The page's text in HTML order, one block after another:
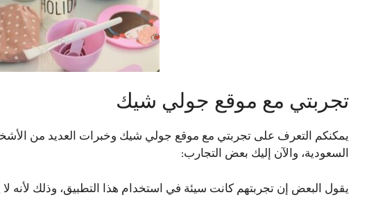
تجربتي مع موقع جولي شيك
يمكنكم التعرف على تجربتي مع موقع جولي شيك وخبرات العديد من
السعودية، والآن إليك بعض التجارب:
يقول البعض إن تجربتهم كانت سيئة في استخدام هذا التطبيق، وذلك لأنه